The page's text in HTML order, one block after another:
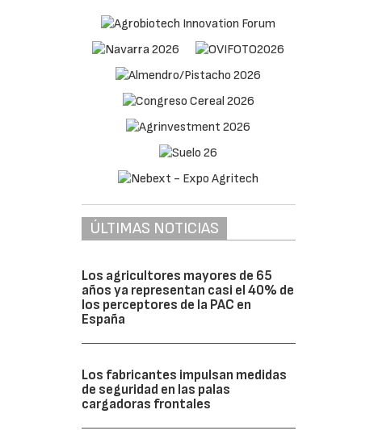
ÚLTIMAS NOTICIAS
Los agricultores mayores de 65
años ya representan casi el 40% de
los perceptores de la PAC en
España
Los fabricantes impulsan medidas
de seguridad en las palas
cargadoras frontales